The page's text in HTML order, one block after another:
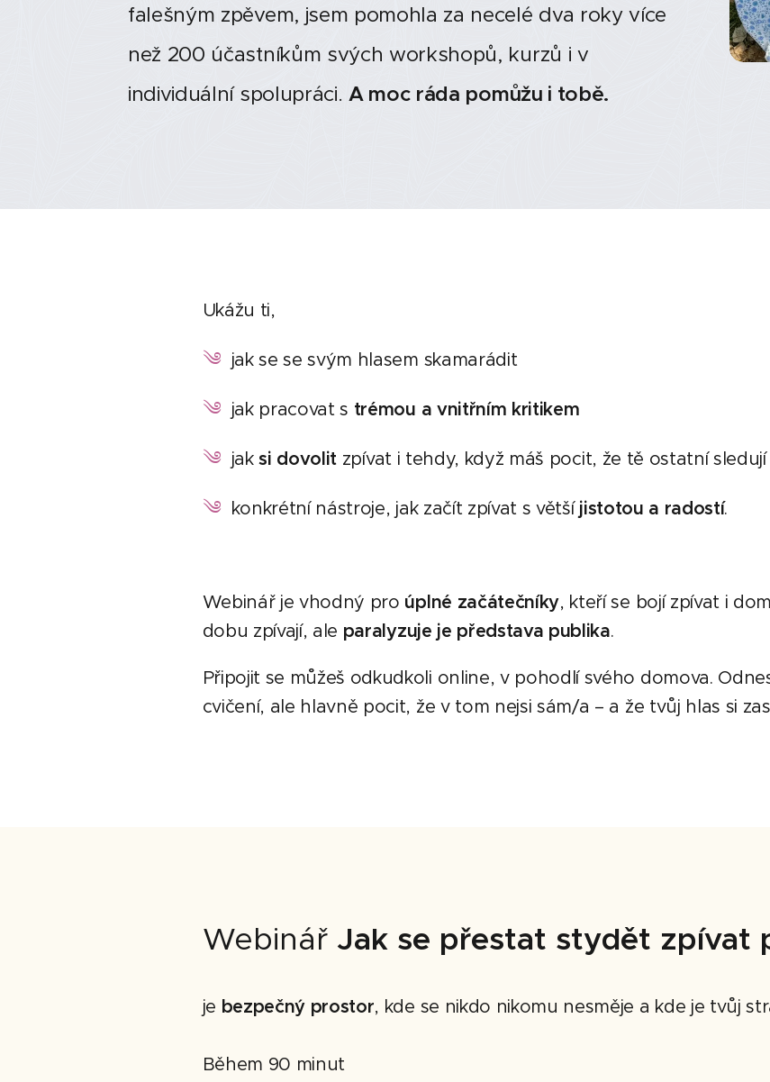
falešným zpěvem, jsem pomohla za necelé dva roky více
než 200 účastníkům svých workshopů, kurzů i v
individuální spolupráci. A moc ráda pomůžu i tobě.
Ukážu ti,
༄ jak se se svým hlasem skamarádit
༄ jak pracovat s trémou a vnitřním kritikem
༄ jaksi dovolit zpívat i tehdy, když máš pocit, že tě ostatní sledují
༄ konkrétní nástroje, jak začít zpívat s větší jistotou a radostí.
Webinář je vhodný pro úplné začátečníky, kteří se bojí zpívat i
dobu zpívají, ale paralyzuje je představa publika.
Připojit se můžeš odkudkoli online, v pohodlí svého domova.
cvičení, ale hlavně pocit, že v tom nejsi sám/a – a že tvůj hlas si
Webinář Jak se přestat stydět zpívat
je bezpečný prostor, kde se nikdo nikomu nesměje a kde je tvůj
Během 90 minut